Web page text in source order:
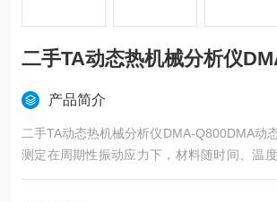
二手TA动态热机械分析仪
产品简介
二手TA动态热机械分析仪DMA-Q800DMA动
测定在周期性振动应力下，材料随时间、温度
的力学性能和粘弹性能。应用于热塑性塑料